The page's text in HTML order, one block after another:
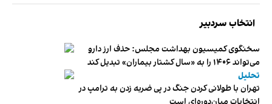
انتخاب سردبیر
سخنگوی کمیسیون بهداشت مجلس: حذف ارز دارو
می‌تواند ۱۴۰۶ را به «سال کشتار بیماران» تبدیل کند
تحلیل
تهران با طولانی کردن جنگ در پی ضربه زدن به ترامپ در